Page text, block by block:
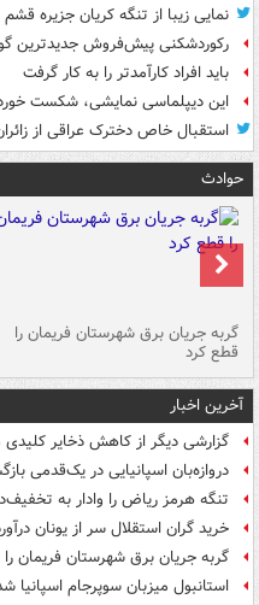
نمایی زیبا از تنگه کریان جزیره قشم
رکوردشکنی پیش‌فروش جدیدترین
باید افراد کارآمدتر را به کار گرفت
این دیپلماسی نمایشی، شکست
استقبال خاص دخترک عراقی از
حوادث
گربه جریان برق شهرستان فریمان را
قطع کرد
آخرین اخبار
گزارشی دیگر از کاهش ذخایر
دروازه‌بان اسپانیایی در یک‌قدمی
تنگه هرمز ریاض را وادار به
خرید گران استقلال سر از یونان
گربه جریان برق شهرستان فریمان
استانبول میزبان سوپرجام اسپانیا